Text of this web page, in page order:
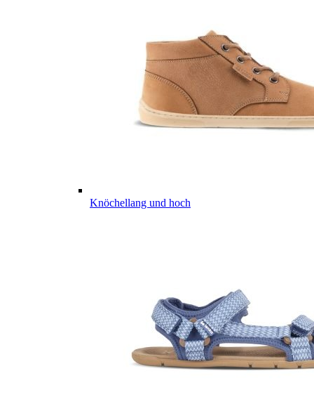
Knöchellang und hoch